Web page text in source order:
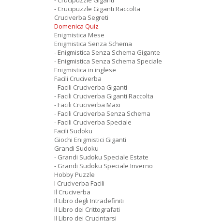
- Crucipuzzle Giganti Raccolta
Cruciverba Segreti
Domenica Quiz
Enigmistica Mese
Enigmistica Senza Schema
- Enigmistica Senza Schema Gigante
- Enigmistica Senza Schema Speciale
Enigmistica in inglese
Facili Cruciverba
- Facili Cruciverba Giganti
- Facili Cruciverba Giganti Raccolta
- Facili Cruciverba Maxi
- Facili Cruciverba Senza Schema
- Facili Cruciverba Speciale
Facili Sudoku
Giochi Enigmistici Giganti
Grandi Sudoku
- Grandi Sudoku Speciale Estate
- Grandi Sudoku Speciale Inverno
Hobby Puzzle
I Cruciverba Facili
Il Cruciverba
Il Libro degli Intradefiniti
Il Libro dei Crittografati
Il Libro dei Crucintarsi